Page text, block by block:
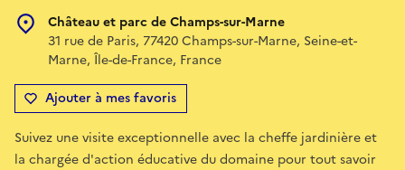
Château et parc de Champs-sur-Marne
31 rue de Paris, 77420 Champs-sur-Marne, Seine-et-
Marne, Île-de-France, France
Ajouter à mes favoris
Suivez une visite exceptionnelle avec la cheffe jardinière et
la chargée d'action éducative du domaine pour tout savoir